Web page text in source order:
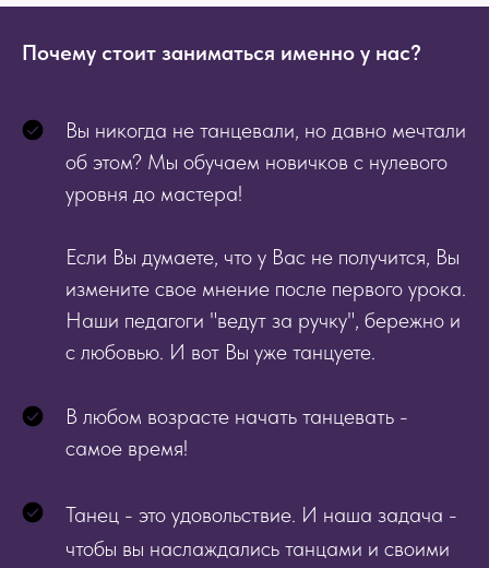
Почему стоит заниматься именно у нас?
Вы никогда не танцевали, но давно мечтали
об этом? Мы обучаем новичков с нулевого
уровня до мастера!
Если Вы думаете, что у Вас не получится, Вы
измените свое мнение после первого урока.
Наши педагоги "ведут за ручку", бережно и
с любовью. И вот Вы уже танцуете.
В любом возрасте начать танцевать -
самое время!
Танец - это удовольствие. И наша задача -
чтобы вы наслаждались танцами и своими